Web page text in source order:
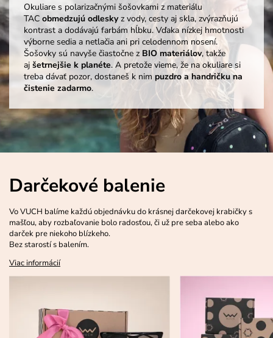
Okuliare s polarizačnými šošovkami z materiálu
TAC obmedzujú odleskyz vody, cesty aj skla, zvýrazňujú
kontrast a dodávajú farbám hĺbku. Vďaka nízkej hmotnosti
výborne sedia a netlačia ani pri celodennom nosení.
Šošovky sú navyše čiastočne z BIO materiálov, takže
aj šetrnejšie k planéte. A pretože vieme, že na okuliare si
treba dávať pozor, dostaneš k nim puzdro a handričku na
čistenie zadarmo.
Darčekové balenie
Vo VUCH balíme každú objednávku do krásnej darčekovej krabičky s
mašľou, aby rozbaľovanie bolo radosťou, či už pre seba alebo ako
darček pre niekoho blízkeho.
Bez starostí s balením.
Viac informácií